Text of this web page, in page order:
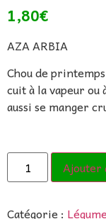
1,80€
AZA ARBIA
Chou de
cuit à la vapeur ou
aussi se manger
Ajouter
Catégorie :